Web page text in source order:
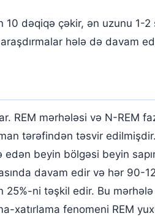
dəqiqə çəkir, ən uzunu 1-
hələ də davam
REM mərhələsi və N-REM
tərəfindən təsvir
beyin bölgəsi beyin
davam edir və hər 90-
ni təşkil edir. Bu mərhələ
xatırlama fenomeni REM